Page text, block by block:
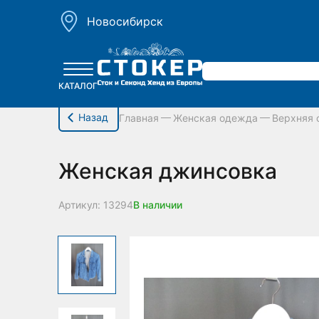
hello_elementor_body_open();
Новосибирск
КАТАЛОГ
Назад Главная Женская одежда Верхняя
Женская джинсовка
Артикул: 13294В наличии